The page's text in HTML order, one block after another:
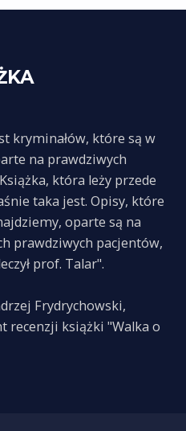
kryminałów, które są w
na prawdziwych
która leży przede
taka jest. Opisy, które
oparte są na
prawdziwych pacjentów,
prof. Talar".
Frydrychowski,
recenzji książki "Walka o